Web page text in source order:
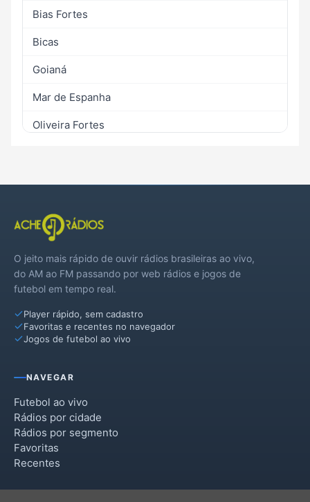
Bias Fortes
Bicas
Goianá
Mar de Espanha
Oliveira Fortes
O jeito mais rápido de ouvir rádios brasileiras ao vivo,
do AM ao FM passando por web rádios e jogos de
futebol em tempo real.
Player rápido, sem cadastro
Favoritas e recentes no navegador
Jogos de futebol ao vivo
NAVEGAR
Futebol ao vivo
Rádios por cidade
Rádios por segmento
Favoritas
Recentes